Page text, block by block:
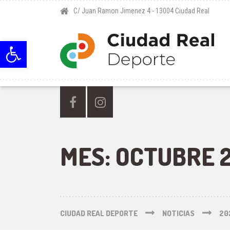
Abrir barra de herramientas
C/ Juan Ramon Jimenez 4 - 13004 Ciudad Real
MES: OCTUBRE
CIUDAD REAL DEPORTE NOTICIAS